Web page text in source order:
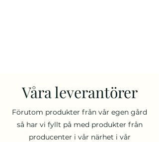
Våra leverantörer
Förutom produkter från vår egen gård
så har vi fyllt på med produkter från
producenter i vår närhet i vår